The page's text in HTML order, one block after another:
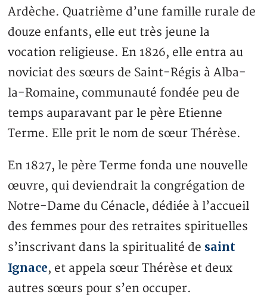
Ardèche. Quatrième d’une famille rurale de
douze enfants, elle eut très jeune la
vocation religieuse. En 1826, elle entra au
noviciat des sœurs de Saint-Régis à Alba-
la-Romaine, communauté fondée peu de
temps auparavant par le père Etienne
Terme. Elle prit le nom de sœur Thérèse.
En 1827, le père Terme fonda une nouvelle
œuvre, qui deviendrait la congrégation de
Notre-Dame du Cénacle, dédiée à l’accueil
des femmes pour des retraites spirituelles
s’inscrivant dans la spiritualité de saint
Ignace, et appela sœur Thérèse et deux
autres sœurs pour s’en occuper.